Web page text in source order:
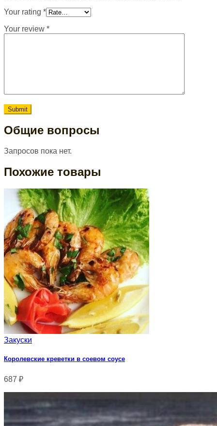
Your rating *
Your review *
Общие вопросы
Запросов пока нет.
Похожие товары
Закуски
Королевские креветки в соевом соусе
687 ₽